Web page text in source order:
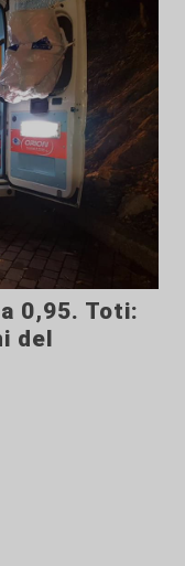
0,95. Toti:
del